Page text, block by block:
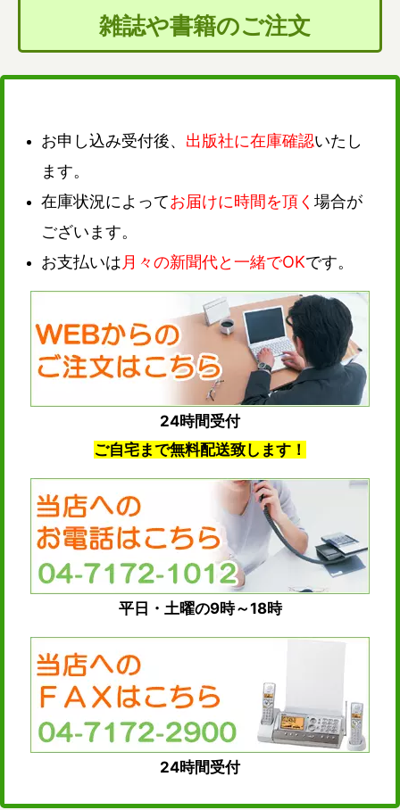
雑誌や書籍のご注文
お申し込み受付後、 出版社に在庫確認いたし
ます。
在庫状況によってお届けに時間を頂く 場合が
ございます。
お支払いは 月々の新聞代と一緒でOKです。
24時間受付
ご自宅まで無料配送致します！
平日・土曜の9時～18時
24時間受付